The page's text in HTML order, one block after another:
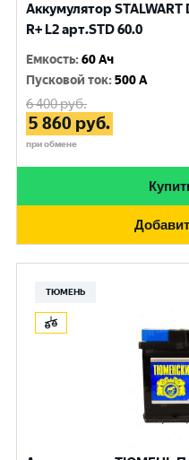
Аккумулятор STALWART
R+ L2 арт.STD 60.0
Емкость:60 Ач
Пусковой ток:500 A
6 400руб.
5 860 руб.
при обмене
ТЮМЕНЬ